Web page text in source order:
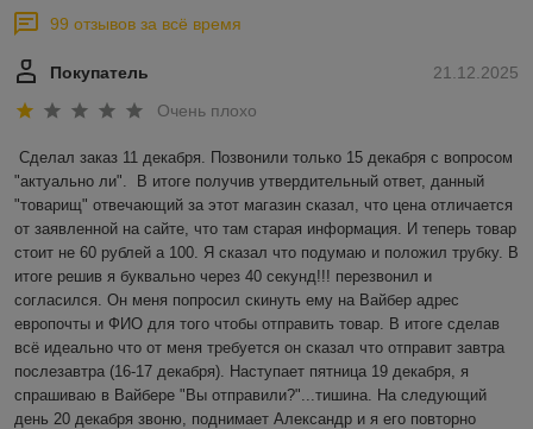
99 отзывов за всё время
21.12.2025
Покупатель
Очень плохо
Сделал заказ 11 декабря. Позвонили только 15 декабря с вопросом
"актуально ли".  В итоге получив утвердительный ответ, данный
"товарищ" отвечающий за этот магазин сказал, что цена отличается
от заявленной на сайте, что там старая информация. И теперь товар
стоит не 60 рублей а 100. Я сказал что подумаю и положил трубку. В
итоге решив я буквально через 40 секунд!!! перезвонил и
согласился. Он меня попросил скинуть ему на Вайбер адрес
европочты и ФИО для того чтобы отправить товар. В итоге сделав
всё идеально что от меня требуется он сказал что отправит завтра
послезавтра (16-17 декабря). Наступает пятница 19 декабря, я
спрашиваю в Вайбере "Вы отправили?"...тишина. На следующий
день 20 декабря звоню, поднимает Александр и я его повторно